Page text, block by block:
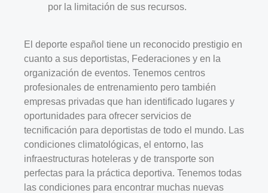
por la limitación de sus recursos.
El deporte español tiene un reconocido prestigio en
cuanto a sus deportistas, Federaciones y en la
organización de eventos. Tenemos centros
profesionales de entrenamiento pero también
empresas privadas que han identificado lugares y
oportunidades para ofrecer servicios de
tecnificación para deportistas de todo el mundo. Las
condiciones climatológicas, el entorno, las
infraestructuras hoteleras y de transporte son
perfectas para la práctica deportiva. Tenemos todas
las condiciones para encontrar muchas nuevas